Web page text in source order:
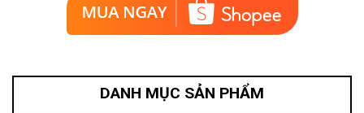
DANH MỤC SẢN PHẨM